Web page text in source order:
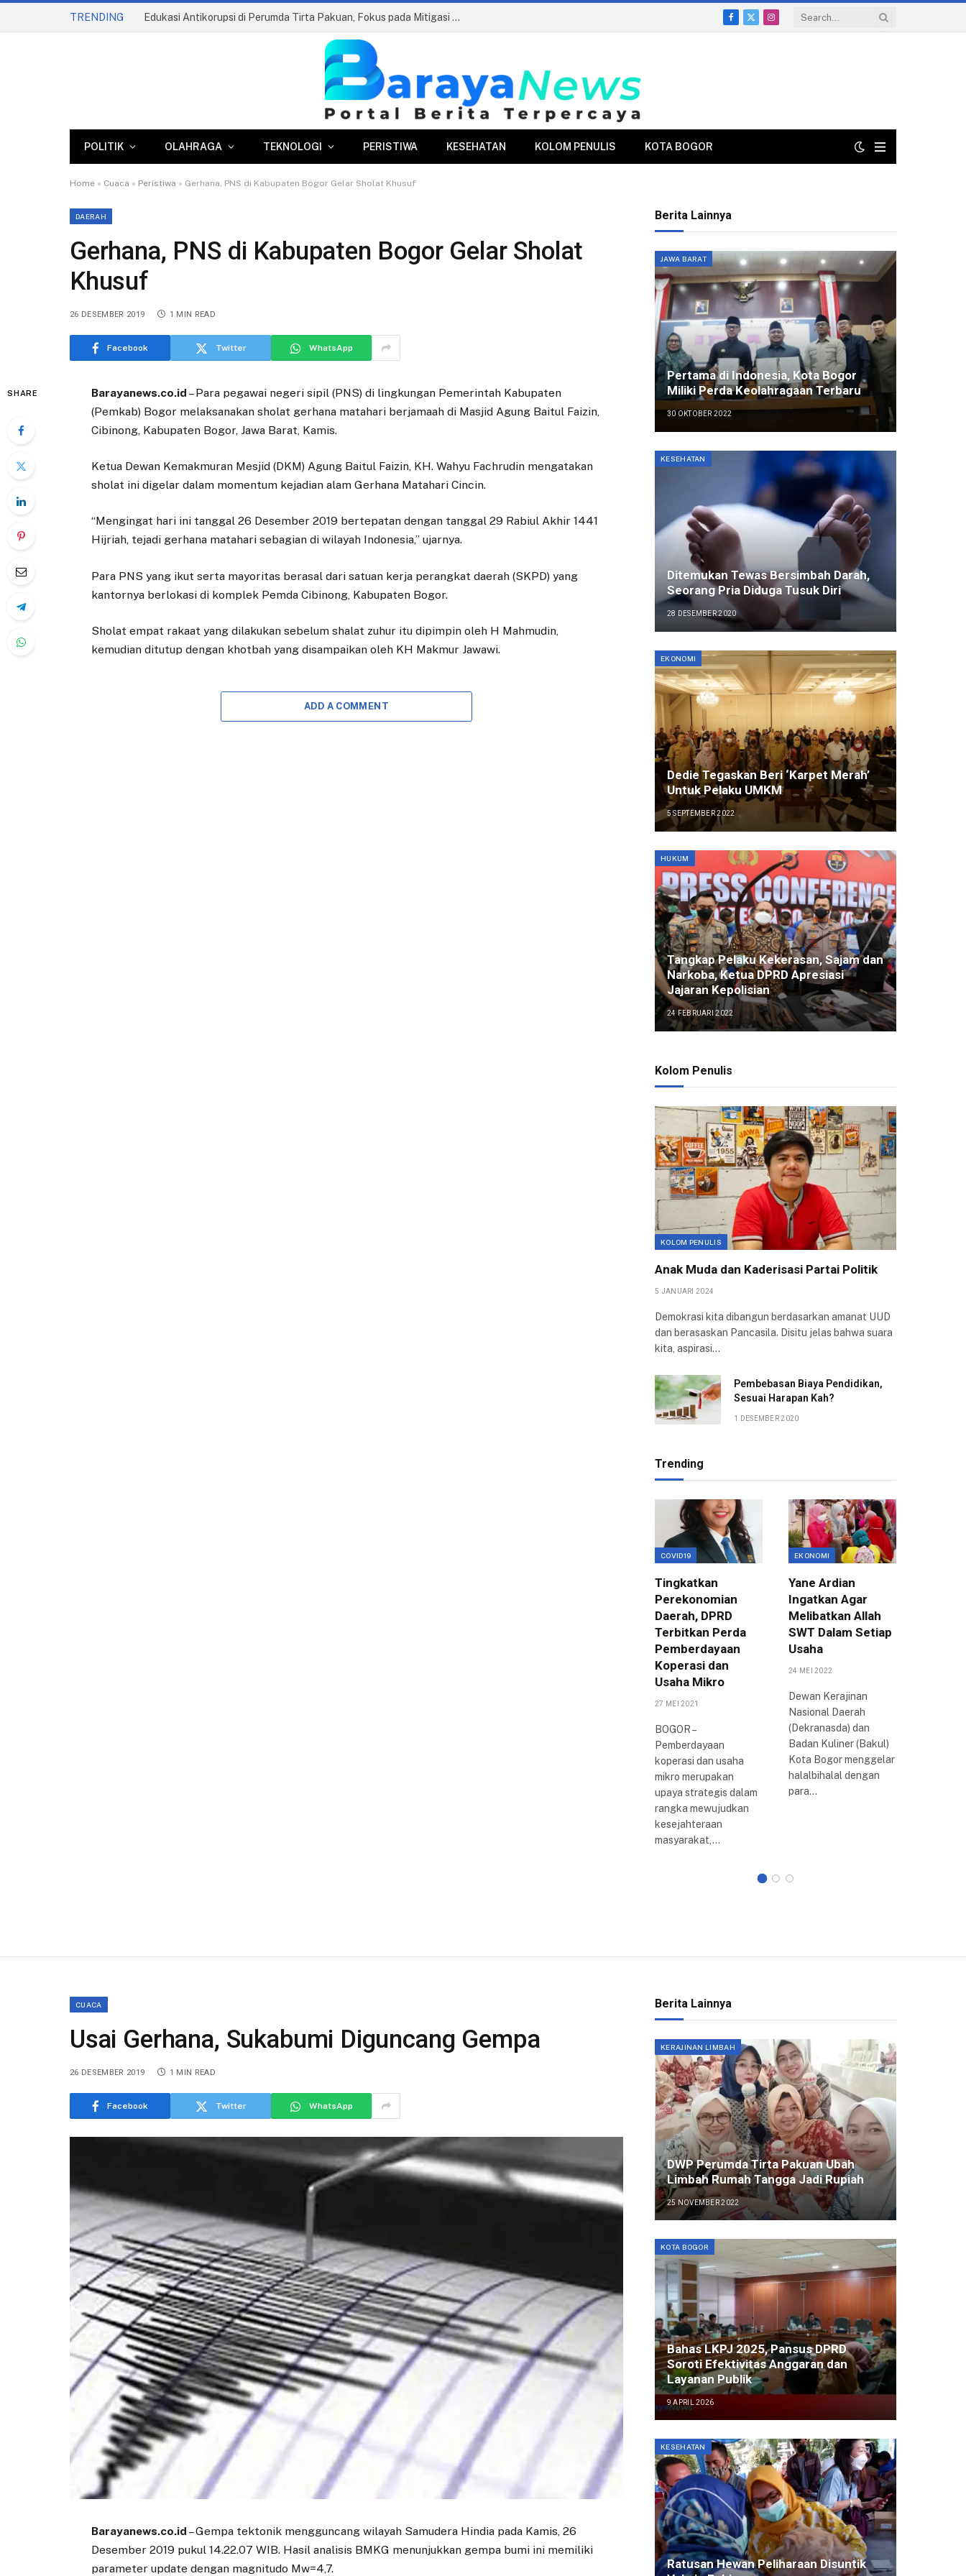
TRENDING Edukasi Antikorupsi di Perumda Tirta Pakuan, Fokus pada Mitigasi Risiko dan AGHT
Facebook
X
Instagram
POLITIK OLAHRAGA TEKNOLOGI PERISTIWA KESEHATAN KOLOM PENULIS KOTA BOGOR
Home » Cuaca » Peristiwa » Gerhana, PNS di Kabupaten Bogor Gelar Sholat Khusuf
DAERAH
Gerhana, PNS di Kabupaten Bogor Gelar Sholat
Khusuf
26 DESEMBER 2019 1 MIN READ
Facebook Twitter WhatsApp
SHARE Barayanews.co.id – Para pegawai negeri sipil (PNS) di lingkungan Pemerintah Kabupaten
(Pemkab) Bogor melaksanakan sholat gerhana matahari berjamaah di Masjid Agung Baitul Faizin,
Cibinong, Kabupaten Bogor, Jawa Barat, Kamis.
Ketua Dewan Kemakmuran Mesjid (DKM) Agung Baitul Faizin, KH. Wahyu Fachrudin mengatakan
sholat ini digelar dalam momentum kejadian alam Gerhana Matahari Cincin.
“Mengingat hari ini tanggal 26 Desember 2019 bertepatan dengan tanggal 29 Rabiul Akhir 1441
Hijriah, tejadi gerhana matahari sebagian di wilayah Indonesia,” ujarnya.
Para PNS yang ikut serta mayoritas berasal dari satuan kerja perangkat daerah (SKPD) yang
kantornya berlokasi di komplek Pemda Cibinong, Kabupaten Bogor.
Sholat empat rakaat yang dilakukan sebelum shalat zuhur itu dipimpin oleh H Mahmudin,
kemudian ditutup dengan khotbah yang disampaikan oleh KH Makmur Jawawi.
ADD A COMMENT
Berita Lainnya
JAWA BARAT
Pertama di Indonesia, Kota Bogor
Miliki Perda Keolahragaan Terbaru
30 OKTOBER 2022
KESEHATAN
Ditemukan Tewas Bersimbah Darah,
Seorang Pria Diduga Tusuk Diri
28 DESEMBER 2020
EKONOMI
Dedie Tegaskan Beri ‘Karpet Merah’
Untuk Pelaku UMKM
5 SEPTEMBER 2022
HUKUM
Tangkap Pelaku Kekerasan, Sajam dan
Narkoba, Ketua DPRD Apresiasi
Jajaran Kepolisian
24 FEBRUARI 2022
Kolom Penulis
KOLOM PENULIS
Anak Muda dan Kaderisasi Partai Politik
5 JANUARI 2024
Demokrasi kita dibangun berdasarkan amanat UUD
dan berasaskan Pancasila. Disitu jelas bahwa suara
kita, aspirasi…
Pembebasan Biaya Pendidikan,
Sesuai Harapan Kah?
1 DESEMBER 2020
Trending
COVID19
Tingkatkan
Perekonomian
Daerah, DPRD
Terbitkan Perda
Pemberdayaan
Koperasi dan
Usaha Mikro
27 MEI 2021
BOGOR –
Pemberdayaan
koperasi dan usaha
mikro merupakan
upaya strategis dalam
rangka mewujudkan
kesejahteraan
masyarakat,…
EKONOMI
Yane Ardian
Ingatkan Agar
Melibatkan Allah
SWT Dalam Setiap
Usaha
24 MEI 2022
Dewan Kerajinan
Nasional Daerah
(Dekranasda) dan
Badan Kuliner (Bakul)
Kota Bogor menggelar
halalbihalal dengan
para…
CUACA
Usai Gerhana, Sukabumi Diguncang Gempa
26 DESEMBER 2019 1 MIN READ
Facebook Twitter WhatsApp
Barayanews.co.id – Gempa tektonik mengguncang wilayah Samudera Hindia pada Kamis, 26
Desember 2019 pukul 14.22.07 WIB. Hasil analisis BMKG menunjukkan gempa bumi ini memiliki
parameter update dengan magnitudo Mw=4,7.
Berita Lainnya
KERAJINAN LIMBAH
DWP Perumda Tirta Pakuan Ubah
Limbah Rumah Tangga Jadi Rupiah
25 NOVEMBER 2022
KOTA BOGOR
Bahas LKPJ 2025, Pansus DPRD
Soroti Efektivitas Anggaran dan
Layanan Publik
9 APRIL 2026
KESEHATAN
Ratusan Hewan Peliharaan Disuntik